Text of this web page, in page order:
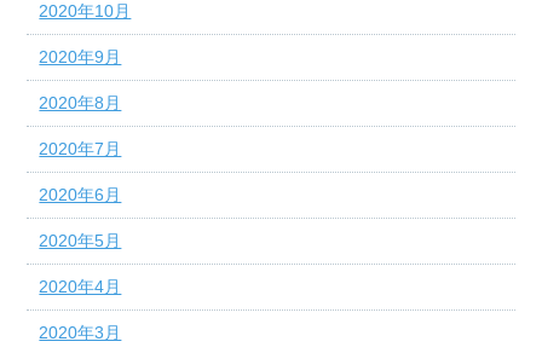
2020年10月
2020年9月
2020年8月
2020年7月
2020年6月
2020年5月
2020年4月
2020年3月